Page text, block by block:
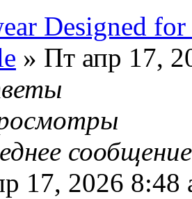
Designed
» Пт апр 17,
17, 2026 8:48